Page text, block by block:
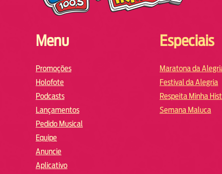
Menu
Promoções
Holofote
Podcasts
Lançamentos
Pedido Musical
Equipe
Anuncie
Aplicativo
Especiais
Maratona da
Festival da Alegria
Respeita Minha
Semana Maluca